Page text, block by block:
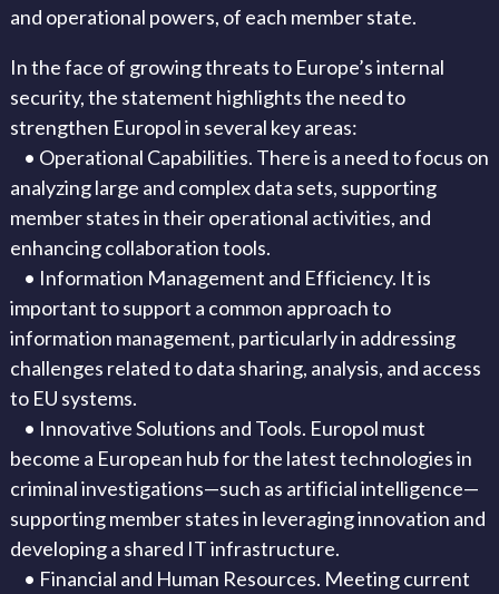
and operational powers, of each member state.
In the face of growing threats to Europe’s internal
security, the statement highlights the need to
strengthen Europol in several key areas:
• Operational Capabilities. There is a need to focus on
analyzing large and complex data sets, supporting
member states in their operational activities, and
enhancing collaboration tools.
• Information Management and Efficiency. It is
important to support a common approach to
information management, particularly in addressing
challenges related to data sharing, analysis, and access
to EU systems.
• Innovative Solutions and Tools. Europol must
become a European hub for the latest technologies in
criminal investigations—such as artificial intelligence—
supporting member states in leveraging innovation and
developing a shared IT infrastructure.
• Financial and Human Resources. Meeting current